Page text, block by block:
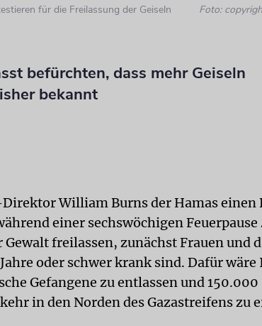
für die Freilassung der Geiseln
Foto:
befürchten, dass mehr Geiseln
bekannt
William Burns der Hamas einen
einer sechswöchigen Feuerpause
freilassen, zunächst Frauen und
oder schwer krank sind. Dafür wäre
Gefangene zu entlassen und 150.000
in den Norden des Gazastreifens zu